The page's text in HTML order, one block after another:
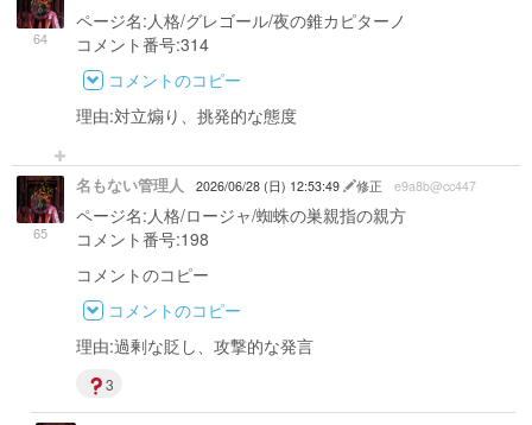
64
ページ名:人格/グレゴール/夜の錐カピターノ
コメント番号:314
コメントのコピー
理由:対立煽り、挑発的な態度
65
名もない管理人 2026/06/28 (日) 12:53:49 修正 e9a8b@cc447
ページ名:人格/ロージャ/蜘蛛の巣親指の親方
コメント番号:198
コメントのコピー
コメントのコピー
理由:過剰な貶し、攻撃的な発言
3